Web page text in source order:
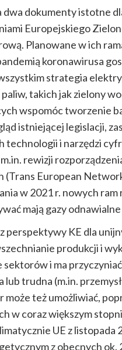
dwa dokumenty istotne
Europejskiego
Planowane w ich
koronawirusa
strategia
takich jak zielony
wspomóc tworzenie
istniejącej legislacji,
technologii i narzędzi
rewizji
European
w 2021 r. nowych
mają gazy
perspektywy KE dla
produkcji i
sektorów i ma
trudna (m.in.
też umożliwiać,
w coraz większym
UE z listopada
z obecnych ok.